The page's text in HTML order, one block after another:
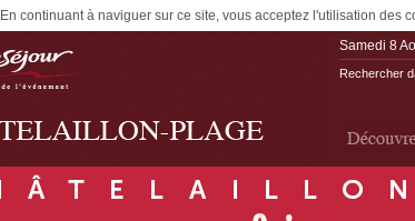
En continuant à naviguer sur ce site, vous acceptez l'utilisation des
Samedi 8
Rechercher